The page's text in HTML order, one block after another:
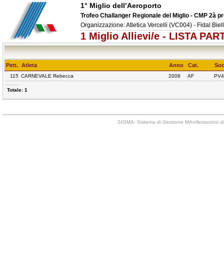
1° Miglio dell’Aeroporto
Trofeo Challanger Regionale del Miglio - CMP 2à
Organizzazione: Atletica Vercelli (VC004) - Fidal
1 Miglio Allievi/e - LISTA
Pett. Atleta Anno Cat.
115 CARNEVALE Rebecca 2008 AF
Totale: 1
SIGMA: Sistema di Gestione MAnifestazioni